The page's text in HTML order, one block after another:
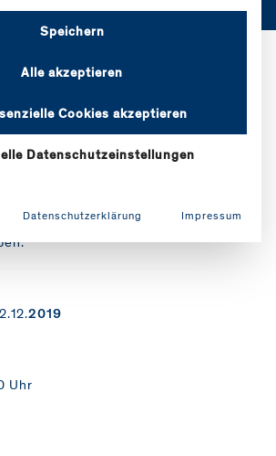
sind ein Angebot an
fortgeschrittener oder
Ausbildung. Sie sollen ein Ort sein,
Inspiration auch nach
Weiterentwicklung zu
2019
Uhr
Speichern
Alle akzeptieren
Cookies akzeptieren
Datenschutzeinstellungen
Datenschutzerklärung Impressum